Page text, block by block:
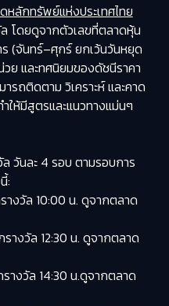
หลักทรัพย์แห่งประเทศไทย
โดยดูจากตัวเลขที่ตลาดหุ้น
(จันทร์–ศุกร์ ยกเว้นวันหยุด
ย และทศนิยมของดัชนีราคา
รถติดตาม วิเคราะห์ และคาด
ห้มีสูตรและแนวทางแม่นๆ
วันละ 4 รอบ ตามรอบการ
:
างวัล 10:00 น. ดูจากตลาด
างวัล 12:30 น. ดูจากตลาด
างวัล 14:30 น.ดูจากตลาด